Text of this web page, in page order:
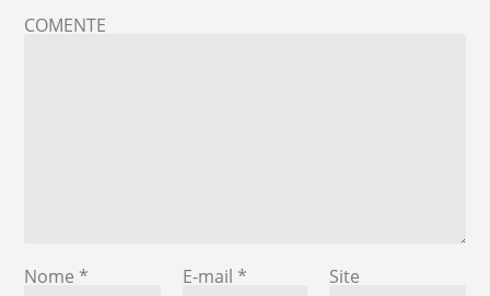
COMENTE
Nome * E-mail * Site